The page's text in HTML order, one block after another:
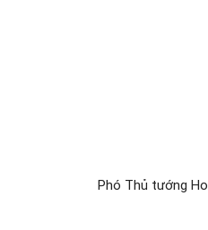
Phó Thủ tướng